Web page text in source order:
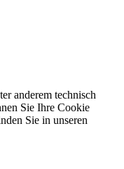
anderem technisch
Sie Ihre Cookie
Sie in unseren